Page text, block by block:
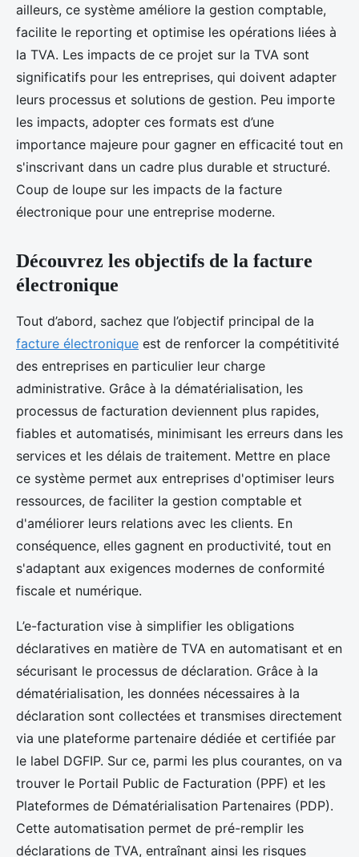
ailleurs, ce système améliore la gestion comptable,
facilite le reporting et optimise les opérations liées à
la TVA. Les impacts de ce projet sur la TVA sont
significatifs pour les entreprises, qui doivent adapter
leurs processus et solutions de gestion. Peu importe
les impacts, adopter ces formats est d’une
importance majeure pour gagner en efficacité tout en
s'inscrivant dans un cadre plus durable et structuré.
Coup de loupe sur les impacts de la facture
électronique pour une entreprise moderne.
Découvrez les objectifs de la facture
électronique
Tout d’abord, sachez que l’objectif principal de la
facture électronique est de renforcer la compétitivité
des entreprises en particulier leur charge
administrative. Grâce à la dématérialisation, les
processus de facturation deviennent plus rapides,
fiables et automatisés, minimisant les erreurs dans les
services et les délais de traitement. Mettre en place
ce système permet aux entreprises d'optimiser leurs
ressources, de faciliter la gestion comptable et
d'améliorer leurs relations avec les clients. En
conséquence, elles gagnent en productivité, tout en
s'adaptant aux exigences modernes de conformité
fiscale et numérique.
L’e-facturation vise à simplifier les obligations
déclaratives en matière de TVA en automatisant et en
sécurisant le processus de déclaration. Grâce à la
dématérialisation, les données nécessaires à la
déclaration sont collectées et transmises directement
via une plateforme partenaire dédiée et certifiée par
le label DGFIP. Sur ce, parmi les plus courantes, on va
trouver le Portail Public de Facturation (PPF) et les
Plateformes de Dématérialisation Partenaires (PDP).
Cette automatisation permet de pré-remplir les
déclarations de TVA, entraînant ainsi les risques